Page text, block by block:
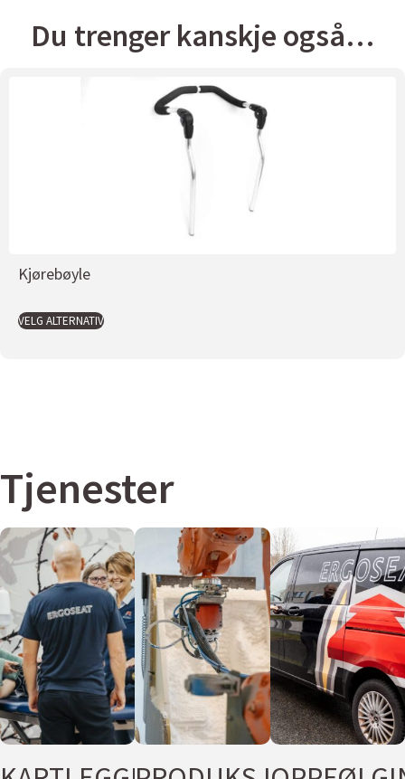
Du trenger kanskje også…
Kjørebøyle
VELG ALTERNATIV
Tjenester